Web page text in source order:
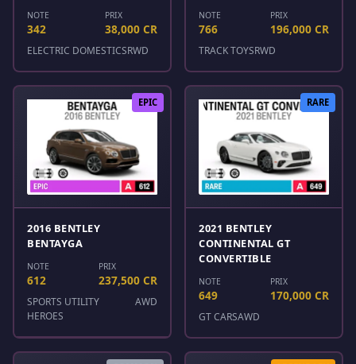
NOTE
342
PRIX
38,000 CR
ELECTRIC DOMESTICSRWD
NOTE
766
PRIX
196,000 CR
TRACK TOYSRWD
EPIC
2016 BENTLEY
BENTAYGA
NOTE
612
PRIX
237,500 CR
SPORTS UTILITY
HEROES
AWD
RARE
2021 BENTLEY
CONTINENTAL GT
CONVERTIBLE
NOTE
649
PRIX
170,000 CR
GT CARSAWD